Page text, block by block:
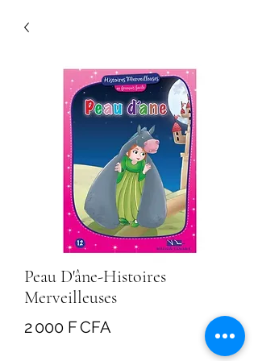
Peau D'âne-Histoires
Merveilleuses
2 000 F CFA